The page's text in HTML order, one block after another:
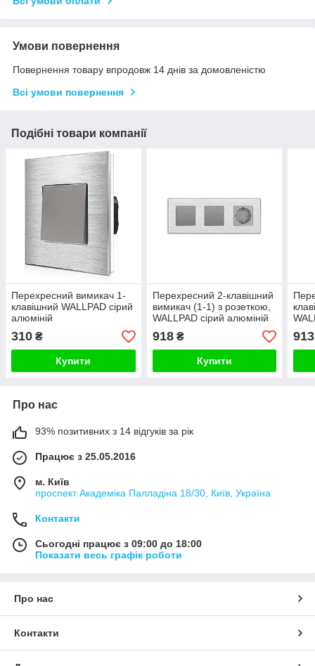
Умови повернення
Повернення товару впродовж 14 днів за домовленістю
Всі умови повернення
Подібні товари компанії
Перехресний вимикач 1-
клавішний WALLPAD сірий
алюміній
310 ₴
Купити
Перехресний 2-клавішний
вимикач (1-1) з розеткою,
WALLPAD сірий алюміній
918₴
Купити
913
Про нас
93% позитивних з 14 відгуків за рік
Працює з 25.05.2016
м. Київ
проспект Академіка Палладіна 18/30, Київ, Україна
Контакти
Сьогодні працює з 09:00 до 18:00
Показати весь графік роботи
Про нас
Контакти